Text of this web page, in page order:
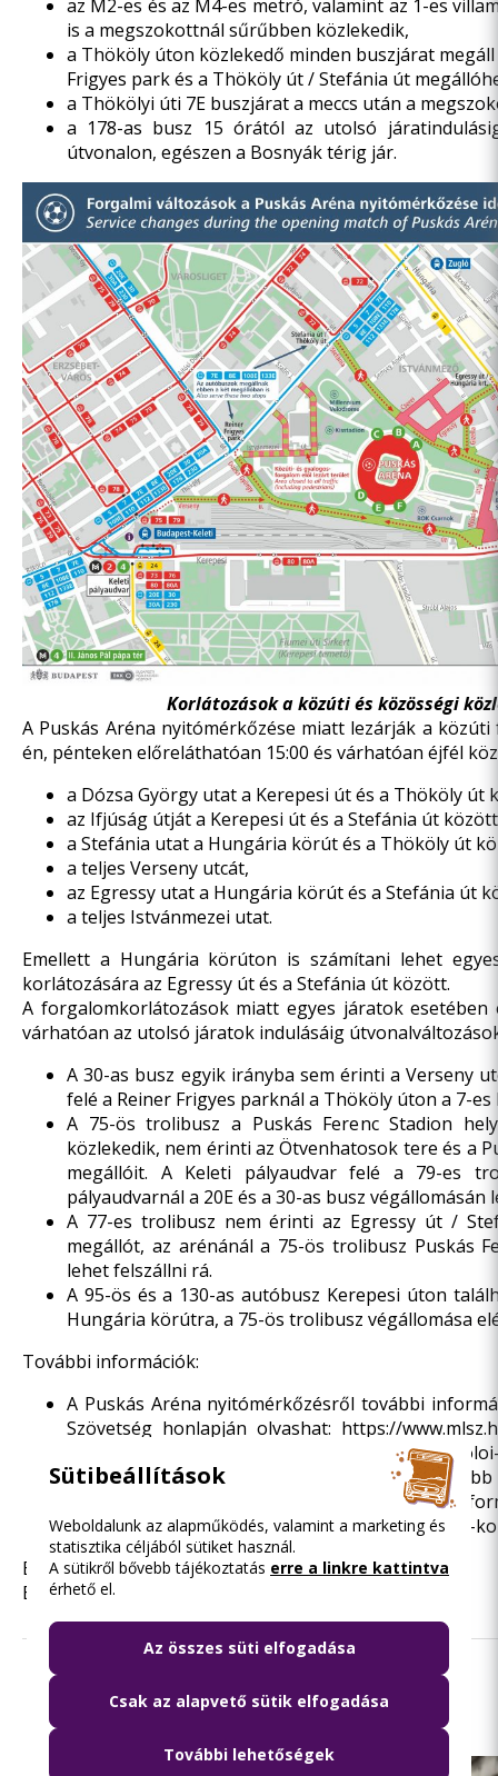
az M2-es és az M4-es metró, valamint az 1-es
is a megszokottnál sűrűbben közlekedik,
a Thököly úton közlekedő minden buszjárat
Frigyes park és a Thököly út / Stefánia út
a Thökölyi úti 7E buszjárat a meccs után a
a 178-as busz 15 órától az utolsó
útvonalon, egészen a Bosnyák térig jár.
Korlátozások a közúti és közösségi
A Puskás Aréna nyitómérkőzése miatt lezárják a
én, pénteken előreláthatóan 15:00 és várhatóan éjfél
a Dózsa György utat a Kerepesi út és a Thököly út
az Ifjúság útját a Kerepesi út és a Stefánia út
a Stefánia utat a Hungária körút és a Thököly út
a teljes Verseny utcát,
az Egressy utat a Hungária körút és a Stefánia út
a teljes Istvánmezei utat.
Emellett a Hungária körúton is számítani lehet
korlátozására az Egressy út és a Stefánia út között.
A forgalomkorlátozások miatt egyes járatok esetében
várhatóan az utolsó járatok indulásáig
A 30-as busz egyik irányba sem érinti a Verseny
felé a Reiner Frigyes parknál a Thököly úton a 7-
A 75-ös trolibusz a Puskás Ferenc Stadion
közlekedik, nem érinti az Ötvenhatosok tere és a
megállóit. A Keleti pályaudvar felé a 79-es
pályaudvarnál a 20E és a 30-as busz végállomásán
A 77-es trolibusz nem érinti az Egressy út /
megállót, az arénánál a 75-ös trolibusz Puskás
lehet felszállni rá.
A 95-ös és a 130-as autóbusz Kerepesi úton
Hungária körútra, a 75-ös trolibusz végállomása
További információk:
A Puskás Aréna nyitómérkőzésről további
Szövetség honlapján olvashat: https://
erdemes-megkozeliteni-a-puskas-arenat-
A közúti forgalom korlátozásáról
http://www.police.hu/hu/hirek-es-
valtozasok/forgalomkorlatozas-a-puskas-arena-
Budapest, 2019. november 13.
Budapesti Közlekedési Központ
Olvasd el ezt is
Sütibeállítások
Weboldalunk az alapműködés, valamint a marketing és
statisztika céljából sütiket használ.
A sütikről bővebb tájékoztatás erre a linkre kattintva
érhető el.
Az összes süti elfogadása
Csak az alapvető sütik elfogadása
További lehetőségek